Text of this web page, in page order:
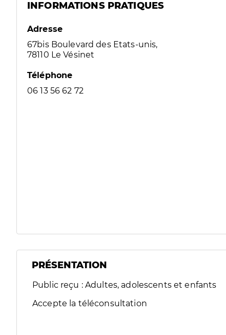
INFORMATIONS PRATIQUES
Adresse
67bis Boulevard des Etats-unis,
78110 Le Vésinet
Téléphone
06 13 56 62 72
PRÉSENTATION
Public reçu : Adultes, adolescents et enfants
Accepte la téléconsultation